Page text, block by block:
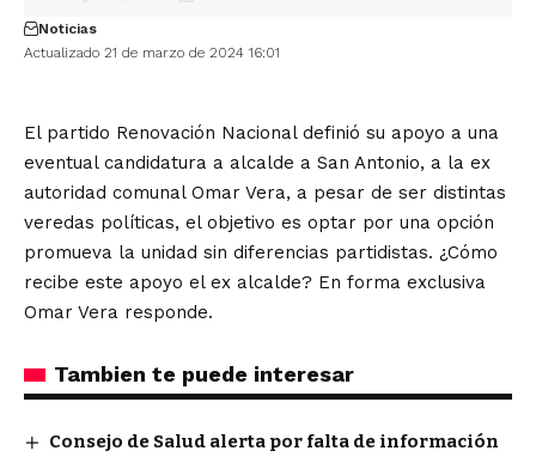
Actualizado 21 de marzo de 2024 16:01
Noticias
El partido Renovación Nacional definió su apoyo a una
eventual candidatura a alcalde a San Antonio, a la ex
autoridad comunal Omar Vera, a pesar de ser distintas
veredas políticas, el objetivo es optar por una opción
promueva la unidad sin diferencias partidistas. ¿Cómo
recibe este apoyo el ex alcalde? En forma exclusiva
Omar Vera responde.
Tambien te puede interesar
Consejo de Salud alerta por falta de información